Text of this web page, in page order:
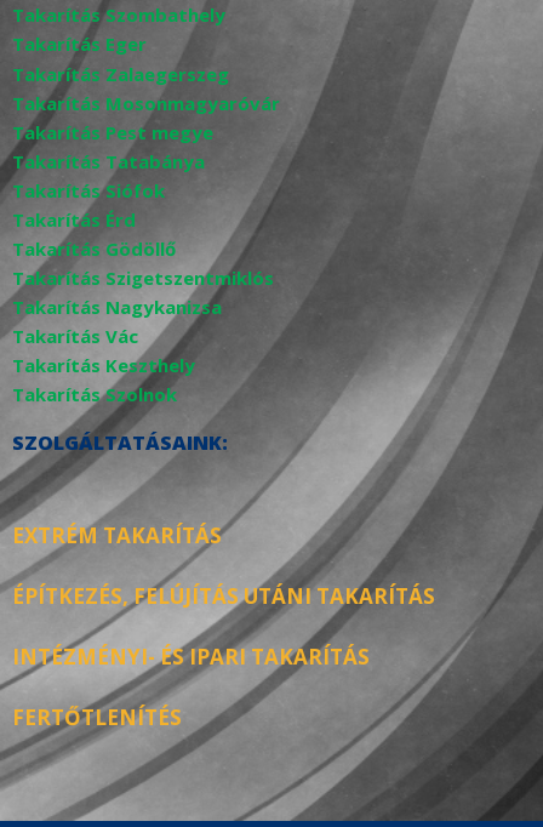
Takarítás Szombathely
Takarítás Eger
Takarítás Zalaegerszeg
Takarítás Mosonmagyaróvár
Takarítás Pest megye
Takarítás Tatabánya
Takarítás Siófok
Takarítás Érd
Takarítás Gödöllő
Takarítás Szigetszentmiklós
Takarítás Nagykanizsa
Takarítás Vác
Takarítás Keszthely
Takarítás Szolnok
SZOLGÁLTATÁSAINK:
EXTRÉM TAKARÍTÁS
ÉPÍTKEZÉS, FELÚJÍTÁS UTÁNI TAKARÍTÁS
INTÉZMÉNYI- ÉS IPARI TAKARÍTÁS
FERTŐTLENÍTÉS